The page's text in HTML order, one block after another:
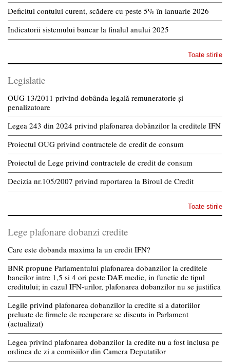
Deficitul contului curent, scădere cu peste 5% în ianuarie 2026
Indicatorii sistemului bancar la finalul anului 2025
Toate stirile
Legislatie
OUG 13/2011 privind dobânda legală remuneratorie și
penalizatoare
Legea 243 din 2024 privind plafonarea dobânzilor la creditele IFN
Proiectul OUG privind contractele de credit de consum
Proiectul de Lege privind contractele de credit de consum
Decizia nr.105/2007 privind raportarea la Biroul de Credit
Toate stirile
Lege plafonare dobanzi credite
Care este dobanda maxima la un credit IFN?
BNR propune Parlamentului plafonarea dobanzilor la creditele
bancilor intre 1,5 si 4 ori peste DAE medie, in functie de tipul
creditului; in cazul IFN-urilor, plafonarea dobanzilor nu se justifica
Legile privind plafonarea dobanzilor la credite si a datoriilor
preluate de firmele de recuperare se discuta in Parlament
(actualizat)
Legea privind plafonarea dobanzilor la credite nu a fost inclusa pe
ordinea de zi a comisiilor din Camera Deputatilor